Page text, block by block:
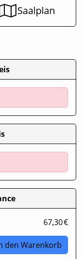
Saalplan
67,30 €
den Warenkorb